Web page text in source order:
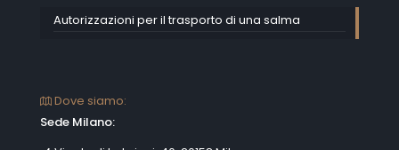
Autorizzazioni per il trasporto di una salma
Dove siamo:
Sede Milano: